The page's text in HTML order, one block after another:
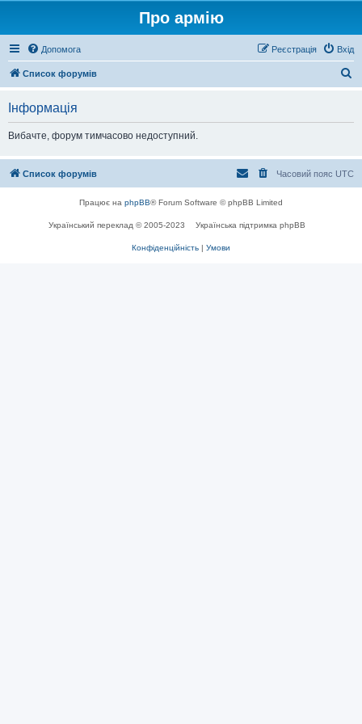
Про армію
Допомога Вхід
Реєстрація
Список форумів
Інформація
Вибачте, форум тимчасово недоступний.
Список форумів Часовий пояс UTC
Працює на phpBB® Forum Software © phpBB Limited
Український переклад © 2005-2023 Українська підтримка phpBB
Конфіденційність | Умови